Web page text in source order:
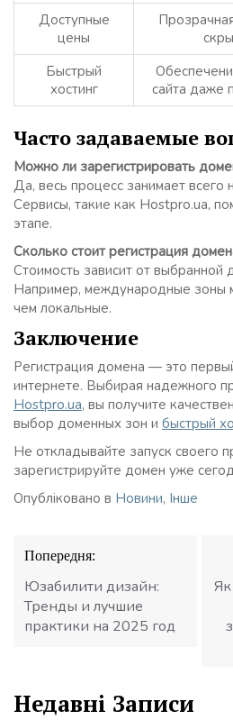
Доступные
цены
Быстрый
хостинг
сайта даже
Часто задаваемые
Можно ли зарегистрировать
Да, весь процесс занимает всего
Сервисы, такие как Hostpro.ua,
этапе.
Сколько стоит регистрация
Стоимость зависит от выбранной
Например, международные зоны
чем локальные.
Заключение
Регистрация домена — это
интернете. Выбирая надежного
Hostpro.ua, вы получите
выбор доменных зон и быстрый
Не откладывайте запуск своего
зарегистрируйте домен уже
Опубліковано в Новини, Інше
Навігація
записів
Попередня:
Юзабилити дизайн:
Тренды и лучшие
практики на 2025 год
Як
Недавні Записи